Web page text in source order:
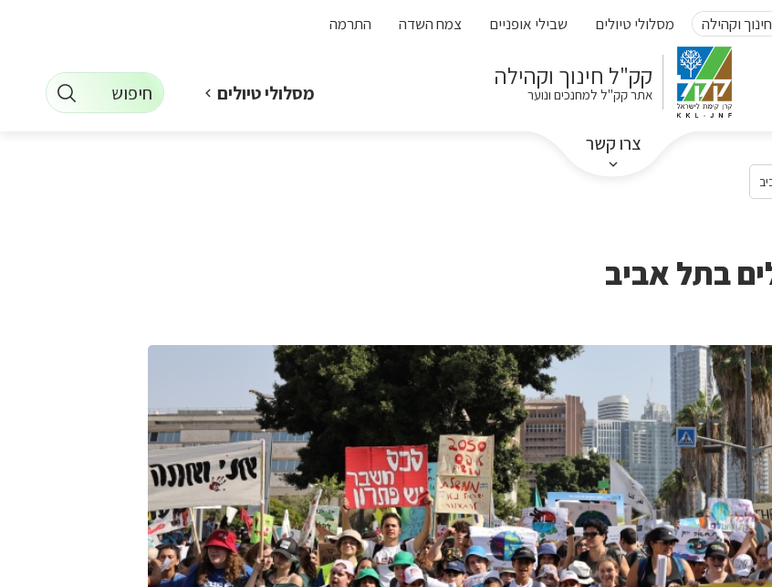
חינוך וקהילה מסלולי טיולים שבילי אופניים צמח השדה התרמה
קק"ל חינוך וקהילה
אתר קק"ל למחנכים ונוער
צרו קשר
מסלולי טיולים חיפוש